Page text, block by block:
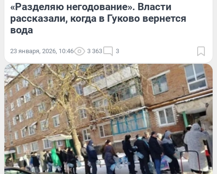
«Разделяю негодование». Власти
рассказали, когда в Гуково вернется
вода
23 января, 2026, 10:46 3 363 3